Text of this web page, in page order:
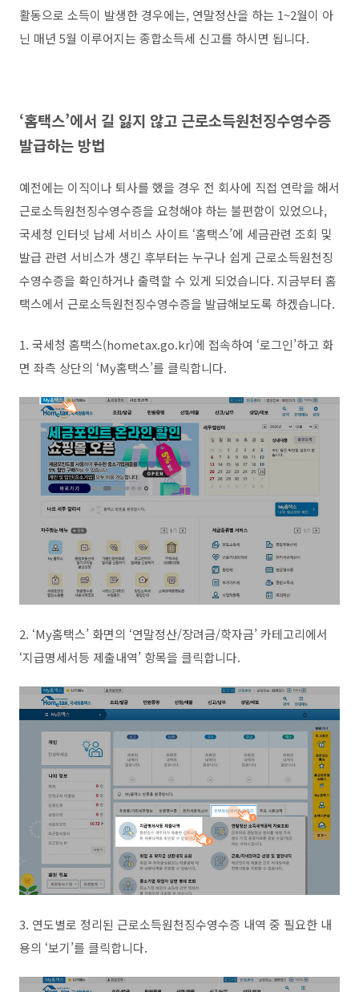
활동으로 소득이 발생한 경우에는, 연말정산을 하는 1~2월이 아
닌 매년 5월 이루어지는 종합소득세 신고를 하시면 됩니다.
‘홈택스’에서 길 잃지 않고 근로소득원천징수영수증
발급하는 방법
예전에는 이직이나 퇴사를 했을 경우 전 회사에 직접 연락을 해서
근로소득원천징수영수증을 요청해야 하는 불편함이 있었으나,
국세청 인터넷 납세 서비스 사이트 ‘홈택스’에 세금관련 조회 및
발급 관련 서비스가 생긴 후부터는 누구나 쉽게 근로소득원천징
수영수증을 확인하거나 출력할 수 있게 되었습니다. 지금부터 홈
택스에서 근로소득원천징수영수증을 발급해보도록 하겠습니다.
1. 국세청 홈택스(hometax.go.kr)에 접속하여 ‘로그인’하고 화
면 좌측 상단의 ‘My홈택스’를 클릭합니다.
2. ‘My홈택스’ 화면의 ‘연말정산/장려금/학자금’ 카테고리에서
‘지급명세서등 제출내역’ 항목을 클릭합니다.
3. 연도별로 정리된 근로소득원천징수영수증 내역 중 필요한 내
용의 ‘보기’를 클릭합니다.